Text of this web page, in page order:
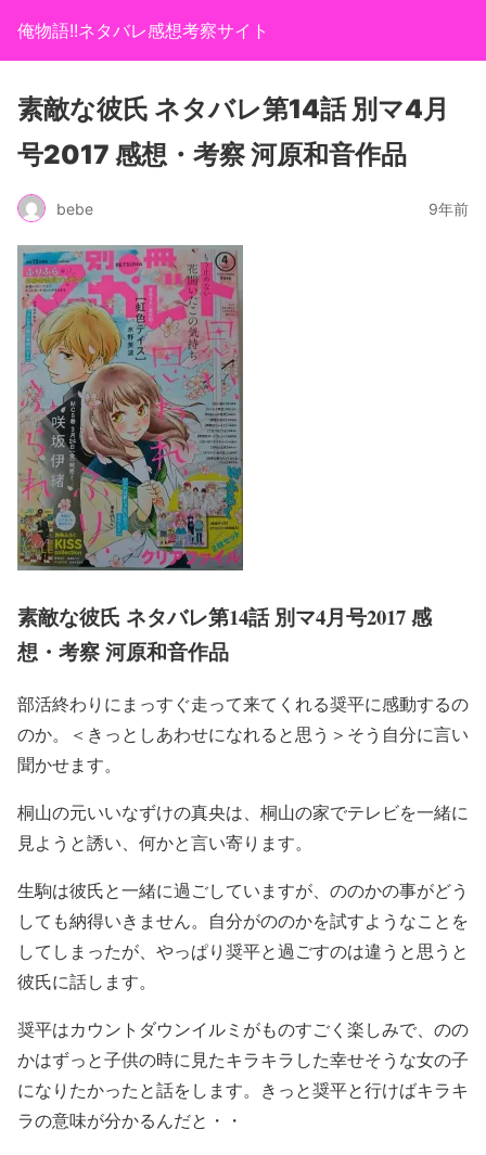
俺物語!!ネタバレ感想考察サイト
素敵な彼氏 ネタバレ第14話 別マ4月
号2017 感想・考察 河原和音作品
bebe 9年前
素敵な彼氏 ネタバレ第14話 別マ4月号2017 感
想・考察 河原和音作品
部活終わりにまっすぐ走って来てくれる奨平に感動するの
のか。＜きっとしあわせになれると思う＞そう自分に言い
聞かせます。
桐山の元いいなずけの真央は、桐山の家でテレビを一緒に
見ようと誘い、何かと言い寄ります。
生駒は彼氏と一緒に過ごしていますが、ののかの事がどう
しても納得いきません。自分がののかを試すようなことを
してしまったが、やっぱり奨平と過ごすのは違うと思うと
彼氏に話します。
奨平はカウントダウンイルミがものすごく楽しみで、のの
かはずっと子供の時に見たキラキラした幸せそうな女の子
になりたかったと話をします。きっと奨平と行けばキラキ
ラの意味が分かるんだと・・